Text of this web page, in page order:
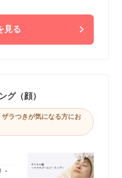
見る
グ（顔）
ラつきが気になる方にお